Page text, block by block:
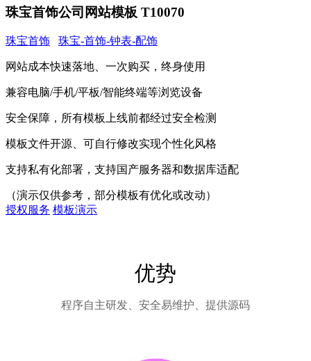
珠宝首饰公司网站模板 T10070
珠宝首饰 珠宝-首饰-钟表-配饰
网站成本快速落地、一次购买，终身使用
兼容电脑/手机/平板/智能终端等浏览设备
安全保障，所有模板上线前都经过安全检测
模板文件开源、可自行修改实现个性化风格
支持私有化部署，支持国产服务器和数据库适配
（演示仅供参考，部分模板有优化或改动）
授权服务 模板演示
优势
程序自主研发、安全易维护、提供源码